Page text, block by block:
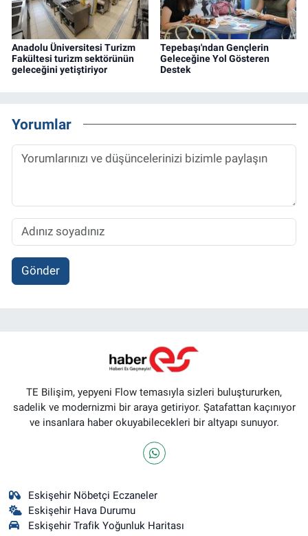
Anadolu Üniversitesi Turizm
Fakültesi turizm sektörünün
geleceğini yetiştiriyor
Tepebaşı'ndan Gençlerin
Geleceğine Yol Gösteren
Destek
Yorumlar
Gönder
TE Bilişim, yepyeni Flow temasıyla sizleri buluştururken,
sadelik ve modernizmi bir araya getiriyor. Şatafattan kaçınıyor
ve insanlara haber okuyabilecekleri bir altyapı sunuyor.
Eskişehir Nöbetçi Eczaneler
Eskişehir Hava Durumu
Eskişehir Trafik Yoğunluk Haritası